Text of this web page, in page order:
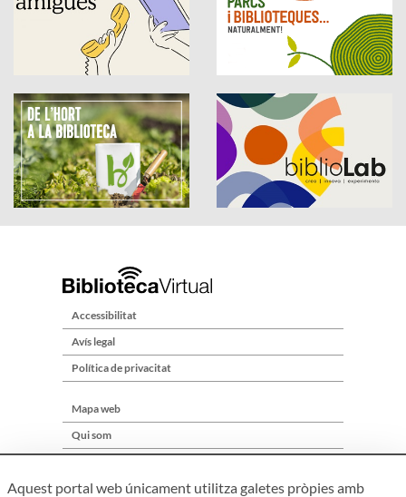
Accessibilitat
Avís legal
Política de privacitat
Mapa web
Qui som
Aquest portal web únicament utilitza galetes pròpies amb